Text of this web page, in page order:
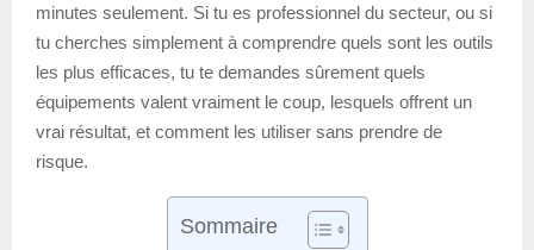
minutes seulement. Si tu es professionnel du secteur, ou si
tu cherches simplement à comprendre quels sont les outils
les plus efficaces, tu te demandes sûrement quels
équipements valent vraiment le coup, lesquels offrent un
vrai résultat, et comment les utiliser sans prendre de
risque.
Sommaire